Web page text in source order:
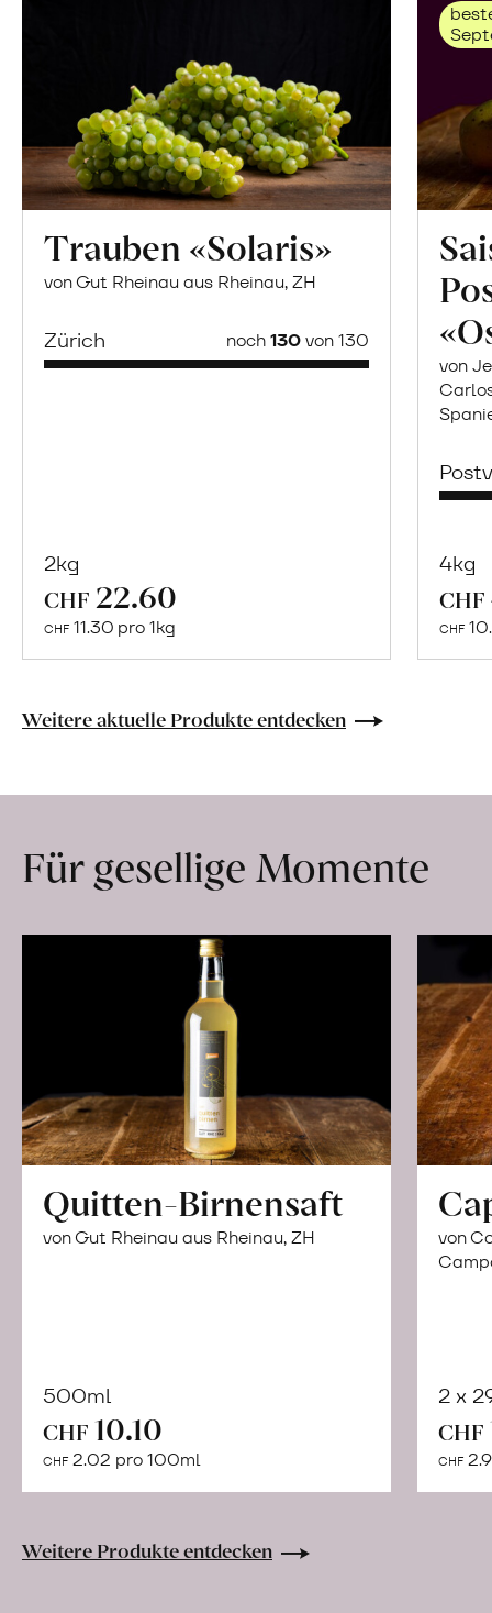
Trauben «Solaris»
von Gut Rheinau aus Rheinau, ZH
Zürich noch130von 130
2kg
CHF 22.60
CHF 11.30 pro 1kg
Naturbelassene
Lebensmittel
Hof
erfahren
von
4kg
CHF
CHF
Weitere aktuelle Produkte entdecken
Für gesellige Momente
Quitten-Birnensaft
von Gut Rheinau aus Rheinau, ZH
500ml
CHF 10.10
CHF 2.02 pro 100ml
Warenkorb
von
2 x
CHF
CHF
Weitere Produkte entdecken